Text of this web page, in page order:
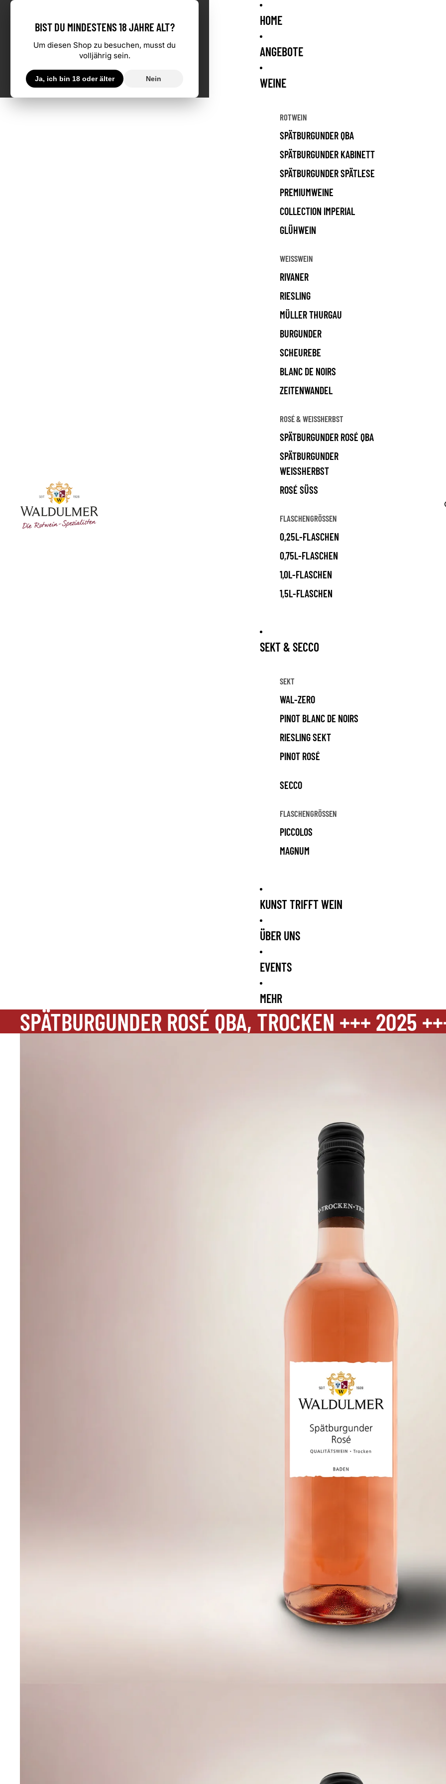
HOME
ANGEBOTE
WEINE
ROTWEIN
SPÄTBURGUNDER QBA
SPÄTBURGUNDER KABINETT
SPÄTBURGUNDER SPÄTLESE
PREMIUMWEINE
COLLECTION IMPERIAL
GLÜHWEIN
WEISSWEIN
RIVANER
RIESLING
MÜLLER THURGAU
BURGUNDER
SCHEUREBE
BLANC DE NOIRS
ZEITENWANDEL
ROSÉ & WEISSHERBST
SPÄTBURGUNDER ROSÉ QBA
SPÄTBURGUNDER
WEISSHERBST
ROSÉ SÜSS
FLASCHENGRÖSSEN
0,25L-FLASCHEN
0,75L-FLASCHEN
1,0L-FLASCHEN
1,5L-FLASCHEN
SEKT & SECCO
SEKT
WAL-ZERO
PINOT BLANC DE NOIRS
RIESLING SEKT
PINOT ROSÉ
SECCO
FLASCHENGRÖSSEN
PICCOLOS
MAGNUM
KUNST TRIFFT WEIN
ÜBER UNS
EVENTS
MEHR
SPÄTBURGUNDER ROSÉ QBA, TROCKEN +++ 2025
BIST DU MINDESTENS 18 JAHRE ALT?
Um diesen Shop zu besuchen, musst du
volljährig sein.
Ja, ich bin 18 oder älter Nein